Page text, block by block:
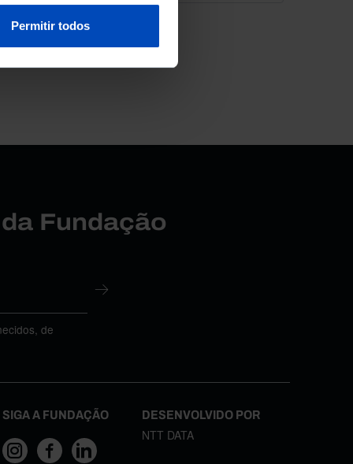
Permitir todos
Fundação
de
SIGA A FUNDAÇÃO DESENVOLVIDO POR
NTT DATA